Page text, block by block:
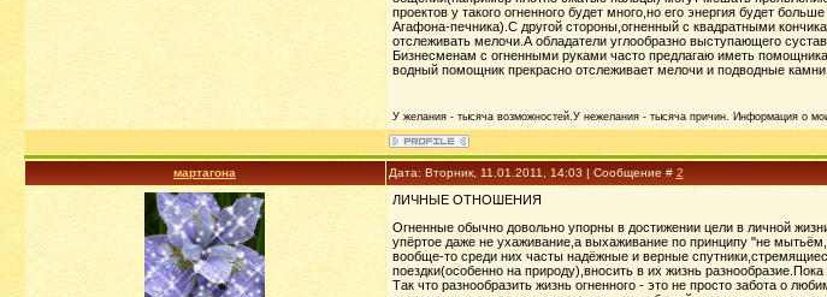
проектов у такого огненного будет много,но его энергия будет
Агафона-печника).С другой стороны,огненный с квадратными
отслеживать мелочи.А обладатели углообразно выступающего
Бизнесменам с огненными руками часто предлагаю иметь
водный помощник прекрасно отслеживает мелочи и подводные камни.
У желания - тысяча возможностей.У нежелания - тысяча причин. Информация о
мартагона Дата: Вторник, 11.01.2011, 14:03 | Сообщение # 2
ЛИЧНЫЕ ОТНОШЕНИЯ
Огненные обычно довольно упорны в достижении цели в личной
упёртое даже не ухаживание,а выхаживание по принципу "не
вообще-то среди них часты надёжные и верные
поездки(особенно на природу),вносить в их жизнь
Так что разнообразить жизнь огненного - это не просто забота о